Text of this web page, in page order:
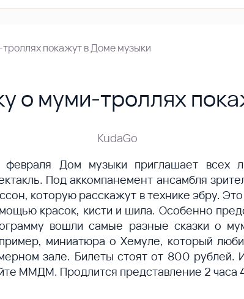
покажут в Доме музыки
о муми-троллях
KudaGo
февраля Дом музыки приглашает всех
Под аккомпанемент ансамбля
которую расскажут в технике эбру.
красок, кисти и шила. Особенно
вошли самые разные сказки о
миниатюра о Хемуле, который
зале. Билеты стоят от 800
ММДМ. Продлится представление 2 часа